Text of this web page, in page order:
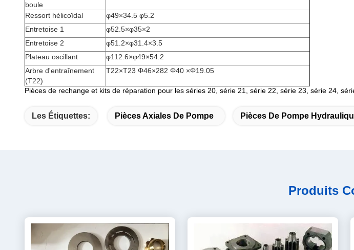
boule
Ressort hélicoïdal
φ49×34.5 φ5.2
Entretoise 1
φ52.5×φ35×2
Entretoise 2
φ51.2×φ31.4×3.5
Plateau oscillant
φ112.6×φ49×54.2
Arbre d'entraînement
(T22)
T22×T23 Φ46×282 Φ40 ×Φ19.05
Pièces de rechange et kits de réparation pour les séries 20, série 21, série 22, série 23, série 24,
Les Étiquettes: Pièces Axiales De Pompe Pièces De Pompe
Produits